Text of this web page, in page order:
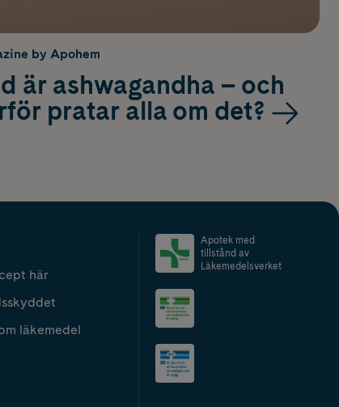
by Apohem
är ashwagandha – och
pratar alla om det?
här
läkemedel
Apotek med
tillstånd av
Läkemedelsverket